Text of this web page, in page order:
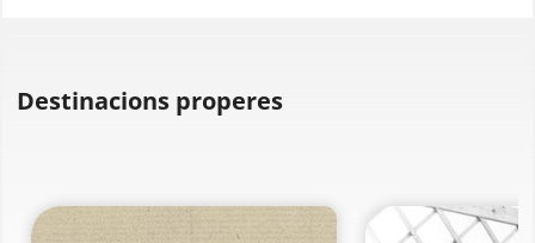
Destinacions properes